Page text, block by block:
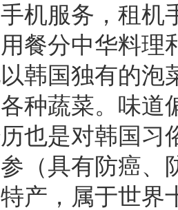
机服务，租机
用餐分中华料
韩国独有的泡
种蔬菜。味道
也是对韩国习
参（具有防癌
产，属于世界